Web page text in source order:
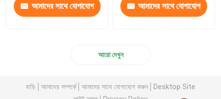
আমাদের সাথে যোগাযোগ আমাদের সাথে যোগাযোগ
আরো দেখুন
বাড়ি আমাদের সম্পর্কে আমাদের সাথে যোগাযোগ করুন
Desktop Site